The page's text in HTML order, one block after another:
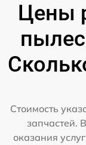
Цены
Стоимость
запчастей.
оказания